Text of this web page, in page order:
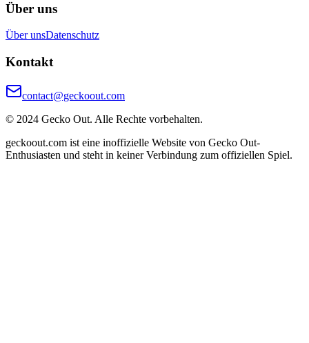
Über uns
Über unsDatenschutz
Kontakt
contact@geckoout.com
© 2024 Gecko Out. Alle Rechte vorbehalten.
geckoout.com ist eine inoffizielle Website von Gecko Out-
Enthusiasten und steht in keiner Verbindung zum offiziellen Spiel.